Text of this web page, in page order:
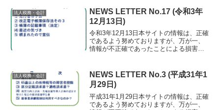
法人税務・会計
NEWS LETTER No.17 (令和3年
12月13日)
令和3年12月13日本サイトの情報は、正確
であるよう努めておりますが、万が一、
情報が不正確であったことによる損害に
季節になりました。そろそろ大体の年
収・所得が分かって...
法人税務・会計
NEWS LETTER No.3 (平成31年1
月29日)
平成31年1月29日本サイトの情報は、正確
であるよう努めておりますが、万が一、